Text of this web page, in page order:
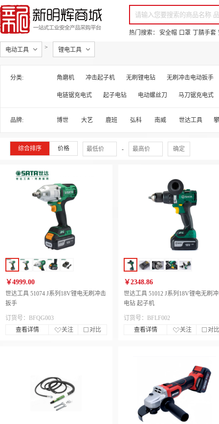
你好，欢迎来到新明辉！ 请登录
免费注册
专属服务 超低折扣价
热门搜索：
安全帽 口罩 丁腈手套
全部商品分类 场景采购 品
电动工具 > 锂电工具
分类: 角磨机 冲击起子机 无刷锂电钻 无刷冲击电动扳手
电链锯充电式 起子电钻 电动螺丝刀 马刀锯充电式
品牌: 博世 大艺 鹿班 弘科 南威 世达工具
综合排序 价格 - 确定
￥4999.00
世达工具 51074 J系列18V锂电无刷冲击
扳手
订货号：BFQG003
查看详情
关注 对比
￥2348.86
世达工具 51012 J系列18V锂电无刷
电钻 起子机
订货号：BFLF002
查看详情
关注 对比